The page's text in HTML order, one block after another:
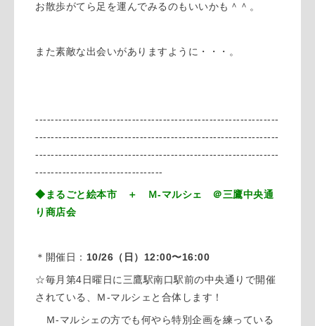
お散歩がてら足を運んでみるのもいいかも＾＾。
また素敵な出会いがありますように・・・。
---------------------------------------------------------------
---------------------------------------------------------------
---------------------------------------------------------------
---------------------------------
◆まるごと絵本市 ＋ Ｍ-マルシェ ＠三鷹中央通
り商店会
＊開催日： 10/26（日）12:00〜16:00
☆毎月第4日曜日に三鷹駅南口駅前の中央通りで開催
されている、Ｍ-マルシェと合体します！
Ｍ-マルシェの方でも何やら特別企画を練っている